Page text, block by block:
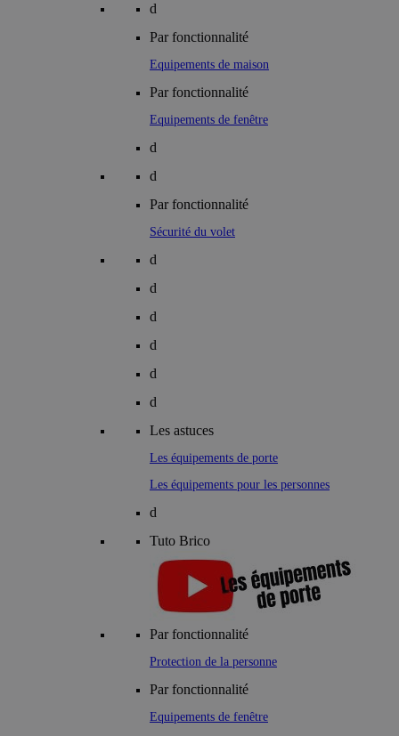
d
Par fonctionnalité
Equipements de maison
Par fonctionnalité
Equipements de fenêtre
d
d
Par fonctionnalité
Sécurité du volet
d
d
d
d
d
d
Les astuces
Les équipements de porte
Les équipements pour les personnes
d
Tuto Brico
Par fonctionnalité
Protection de la personne
Par fonctionnalité
Equipements de fenêtre